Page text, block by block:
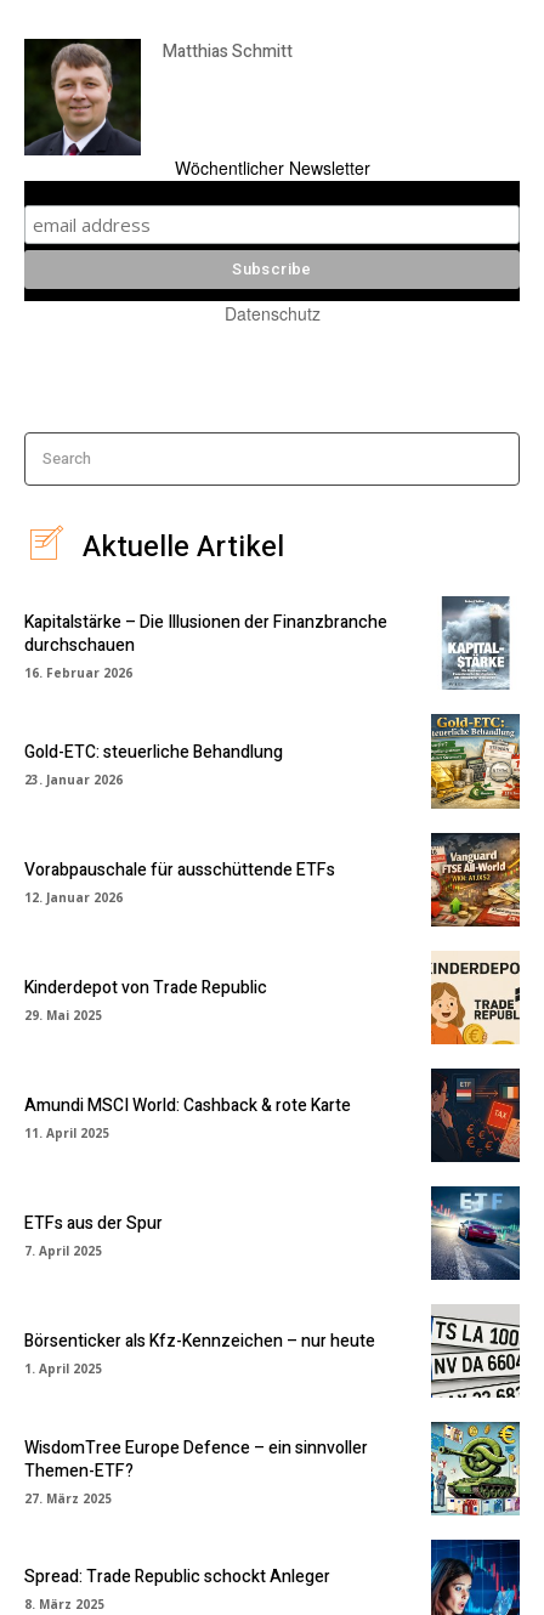
Matthias Schmitt
Wöchentlicher Newsletter
Datenschutz
Search
Aktuelle Artikel
Kapitalstärke – Die Illusionen der Finanzbranche
durchschauen
16. Februar 2026
Gold-ETC: steuerliche Behandlung
23. Januar 2026
Vorabpauschale für ausschüttende ETFs
12. Januar 2026
Kinderdepot von Trade Republic
29. Mai 2025
Amundi MSCI World: Cashback & rote Karte
11. April 2025
ETFs aus der Spur
7. April 2025
Börsenticker als Kfz-Kennzeichen – nur heute
1. April 2025
WisdomTree Europe Defence – ein sinnvoller
Themen-ETF?
27. März 2025
Spread: Trade Republic schockt Anleger
8. März 2025